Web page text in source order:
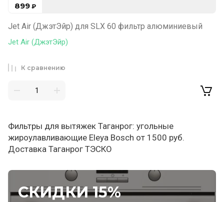
СКИДКИ 15%
899 ₽
Jet Air (ДжэтЭйр) для SLX 60 фильтр алюминиевый
Jet Air (ДжэтЭйр)
К сравнению
Фильтры для вытяжек Таганрог: угольные
жироулавливающие Eleya Bosch от 1500 руб.
Доставка Таганрог ТЭСКО